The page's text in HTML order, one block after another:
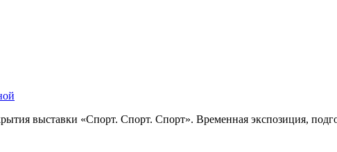
выставки «Спорт. Спорт. Спорт». Временная экспозиция,